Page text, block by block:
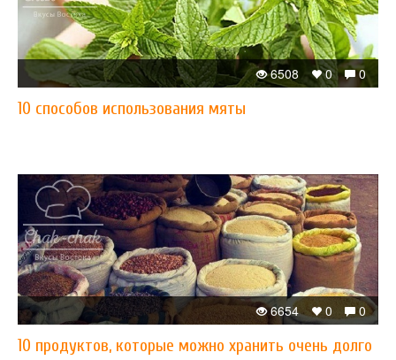
0
0
6508
10 способов использования мяты
0
0
6654
10 продуктов, которые можно хранить очень долго